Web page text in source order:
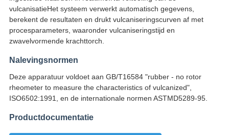
vulcanisatieHet systeem verwerkt automatisch gegevens,
berekent de resultaten en drukt vulcaniseringscurven af met
procesparameters, waaronder vulcaniseringstijd en
zwavelvormende krachttorch.
Nalevingsnormen
Deze apparatuur voldoet aan GB/T16584 "rubber - no rotor
rheometer to measure the characteristics of vulcanized",
ISO6502:1991, en de internationale normen ASTMD5289-95.
Productdocumentatie